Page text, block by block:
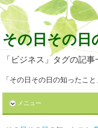
その日その日
「ビジネス」タグの記事
「その日その日の知ったこ
メニュー